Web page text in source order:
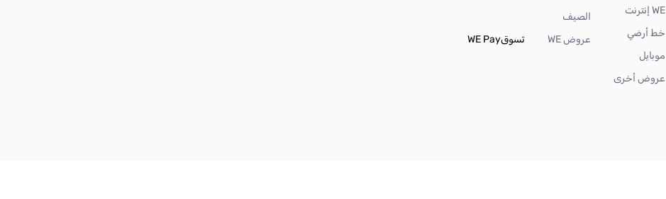
WE إنترنت
خط أرضي
موبايل
عروض أخرى
الصيف
عروض WE
تسوقWE Pay